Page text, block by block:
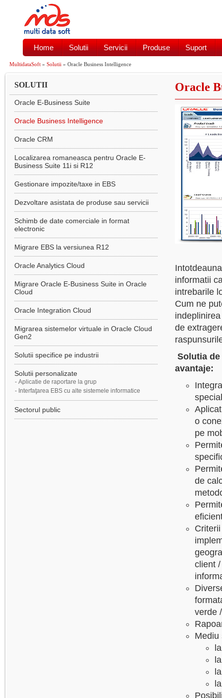
Home Solutii Servicii Produse Suport
MultidataSoft » Solutii » Oracle Business Intelligence
SOLUTII
Oracle E-Business Suite
Oracle Business Intelligence
Oracle CRM
Localizarea romaneasca pentru Oracle E-
Business Suite 11i si R12
Gestionare impozite/taxe in EBS
Dezvoltare asistata de produse sau servicii
Schimb de date comerciale in format
electronic
Migrare EBS la versiunea R12
Oracle Analytics Cloud
Migrare Oracle E-Business Suite in Oracle
Cloud
Oracle Integration Cloud
Migrarea sistemelor virtuale in Oracle Cloud
Gen2
Solutii specifice pe industrii
Solutii personalizate
- Aplicatie de raportare la grup
- Interfaţarea EBS cu alte sistemele informatice
Sectorul public
Oracle
informatii
intrebarile
Cum ne
de
Solutia
avantaje:
o
pe
de
client
verde
Mediu